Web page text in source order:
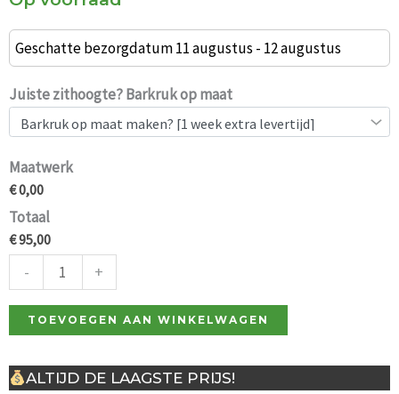
Geschatte bezorgdatum 11 augustus - 12 augustus
Juiste zithoogte? Barkruk op maat
Maatwerk
€ 0,00
Totaal
€ 95,00
-
barkruk
Napoli
cognac
67cm
aantal
+
TOEVOEGEN AAN WINKELWAGEN
ALTIJD DE LAAGSTE PRIJS!